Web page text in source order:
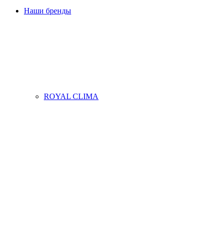
Наши бренды
ROYAL CLIMA